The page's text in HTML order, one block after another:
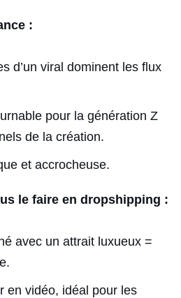
:
d’un viral dominent les flux
pour la génération Z
de la création.
et accrocheuse.
le faire en dropshipping :
avec un attrait luxueux =
en vidéo, idéal pour les